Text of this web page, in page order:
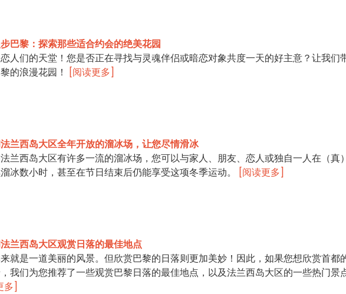
巴黎：探索那些适合约会的绝美花园
人们的天堂！您是否正在寻找与灵魂伴侣或暗恋对象共度一天的好主意？让我们
的浪漫花园！
[阅读更多]
兰西岛大区全年开放的溜冰场，让您尽情滑冰
兰西岛大区有许多一流的溜冰场，您可以与家人、朋友、恋人或独自一人在（真
冰数小时，甚至在节日结束后仍能享受这项冬季运动。
[阅读更多]
兰西岛大区观赏日落的最佳地点
就是一道美丽的风景。但欣赏巴黎的日落则更加美妙！因此，如果您想欣赏首都
我们为您推荐了一些观赏巴黎日落的最佳地点，以及法兰西岛大区的一些热门景
多]